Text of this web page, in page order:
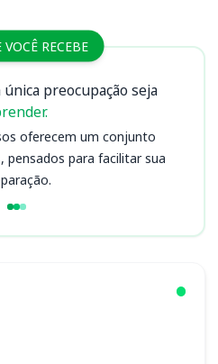
VOCÊ RECEBE
preocupação seja
oferecem um conjunto
para facilitar sua